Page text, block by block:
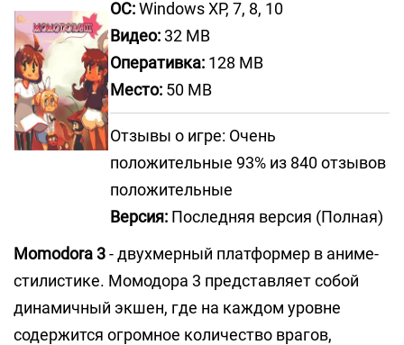
ОС:Windows XP, 7, 8, 10
Видео: 32 MB
Оперативка: 128 MB
Место: 50 MB
Отзывы о игре: Очень
положительные 93% из 840 отзывов
положительные
Версия: Последняя версия (Полная)
Momodora 3- двухмерный платформер в аниме-
стилистике. Момодора 3 представляет собой
динамичный экшен, где на каждом уровне
содержится огромное количество врагов,